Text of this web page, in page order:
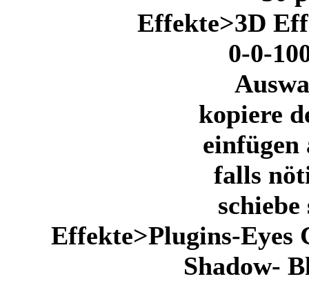
Effekte>3D
0-0-
kopiere
einfügen
falls
Effekte>Plugins-Eyes
Shadow-